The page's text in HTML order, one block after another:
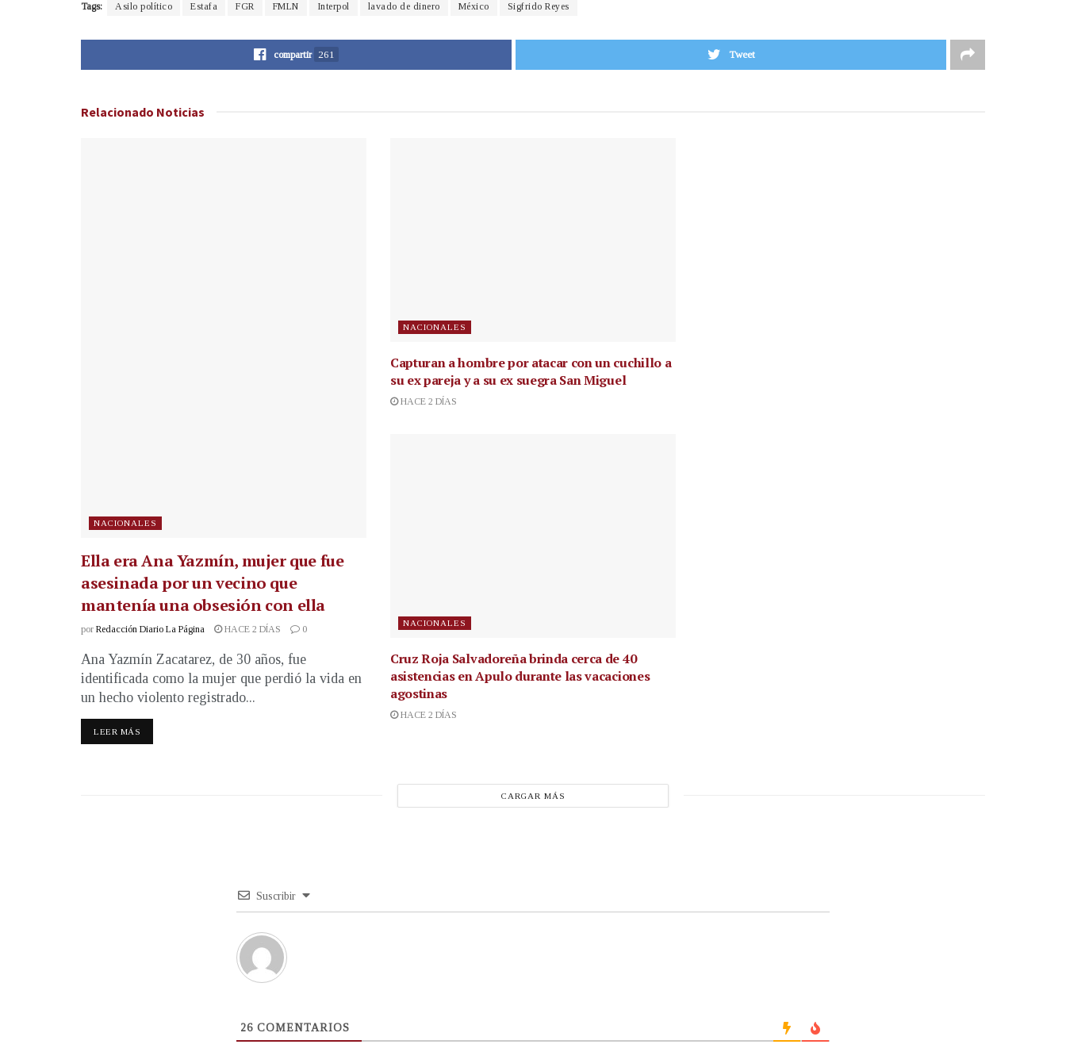
Tags: Asilo político Estafa FGR FMLN Interpol lavado de dinero México Sigfrido Reyes
compartir 261 Tweet
Relacionado Noticias
NACIONALES
Ella era Ana Yazmín, mujer que fue
asesinada por un vecino que
mantenía una obsesión con ella
por Redacción Diario La Página HACE 2 DÍAS 0
Ana Yazmín Zacatarez, de 30 años, fue
identificada como la mujer que perdió la vida en
un hecho violento registrado...
LEER MÁS
NACIONALES
Capturan a hombre por atacar con un cuchillo a
su ex pareja y a su ex suegra San Miguel
HACE 2 DÍAS
NACIONALES
Cruz Roja Salvadoreña brinda cerca de 40
asistencias en Apulo durante las vacaciones
agostinas
HACE 2 DÍAS
CARGAR MÁS
Suscribir
26 COMENTARIOS